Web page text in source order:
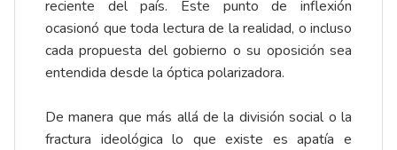
reciente del país. Este punto de inflexión
ocasionó que toda lectura de la realidad, o incluso
cada propuesta del gobierno o su oposición sea
entendida desde la óptica polarizadora.
De manera que más allá de la división social o la
fractura ideológica lo que existe es apatía e